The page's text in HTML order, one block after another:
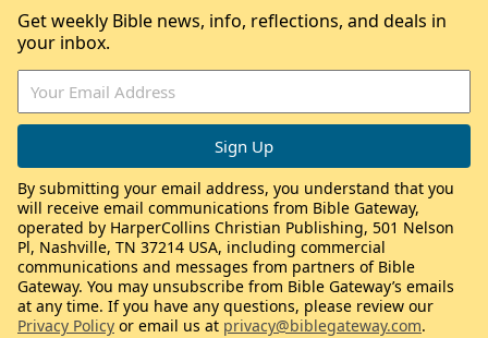
Get weekly Bible news, info, reflections, and deals in
your inbox.
By submitting your email address, you understand that you
will receive email communications from Bible Gateway,
operated by HarperCollins Christian Publishing, 501 Nelson
Pl, Nashville, TN 37214 USA, including commercial
communications and messages from partners of Bible
Gateway. You may unsubscribe from Bible Gateway’s emails
at any time. If you have any questions, please review our
Privacy Policy or email us at privacy@biblegateway.com.